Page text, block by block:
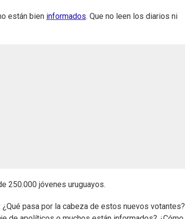
están bien informados. Que no leen los diarios ni
250.000 jóvenes uruguayos.
pasa por la cabeza de estos nuevos votantes?